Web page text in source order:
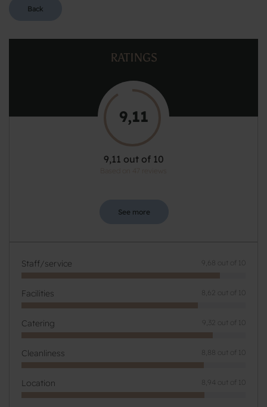
Back
RATINGS
9,11
9,11 out of 10
Based on 47 reviews
See more
Staff/service 9,68 out of 10
Facilities 8,62 out of 10
Catering 9,32 out of 10
Cleanliness 8,88 out of 10
Location 8,94 out of 10